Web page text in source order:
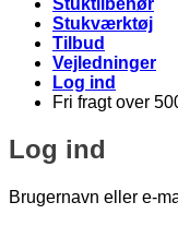
Stuktilbehør
Stukværktøj
Tilbud
Vejledninger
Log ind
Fri fragt over
Log ind
Brugernavn eller e-